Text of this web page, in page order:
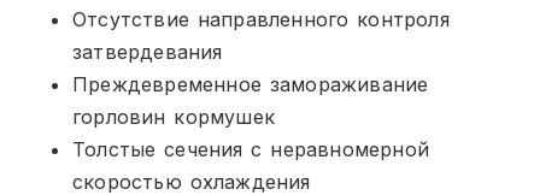
Отсутствие направленного контроля
затвердевания
Преждевременное замораживание
горловин кормушек
Толстые сечения с неравномерной
скоростью охлаждения